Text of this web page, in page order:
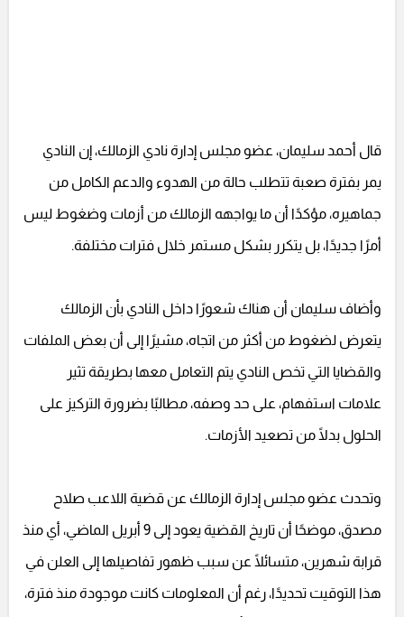
قال أحمد سليمان، عضو مجلس إدارة نادي الزمالك، إن النادي
يمر بفترة صعبة تتطلب حالة من الهدوء والدعم الكامل من
جماهيره، مؤكدًا أن ما يواجهه الزمالك من أزمات وضغوط ليس
أمرًا جديدًا، بل يتكرر بشكل مستمر خلال فترات مختلفة.
وأضاف سليمان أن هناك شعورًا داخل النادي بأن الزمالك
يتعرض لضغوط من أكثر من اتجاه، مشيرًا إلى أن بعض الملفات
والقضايا التي تخص النادي يتم التعامل معها بطريقة تثير
علامات استفهام، على حد وصفه، مطالبًا بضرورة التركيز على
الحلول بدلًا من تصعيد الأزمات.
وتحدث عضو مجلس إدارة الزمالك عن قضية اللاعب صلاح
مصدق، موضحًا أن تاريخ القضية يعود إلى 9 أبريل الماضي، أي منذ
قرابة شهرين، متسائلًا عن سبب ظهور تفاصيلها إلى العلن في
هذا التوقيت تحديدًا، رغم أن المعلومات كانت موجودة منذ فترة،